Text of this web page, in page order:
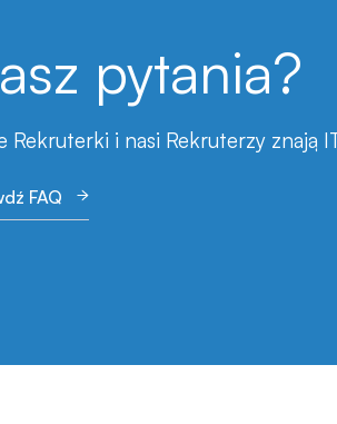
pytania?
Rekruterki i nasi Rekruterzy znają
FAQ